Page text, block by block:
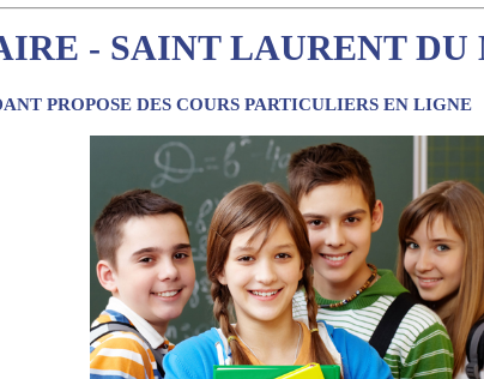
- SAINT LAURENT DU
PROPOSE DES COURS PARTICULIERS EN LIGNE